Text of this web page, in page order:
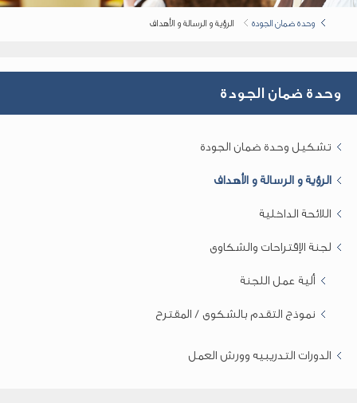
وحدة ضمان الجودة الرؤية و الرسالة و الأهداف
وحدة ضمان الجودة
تشكيل وحدة ضمان الجودة
الرؤية و الرسالة و الأهداف
اللائحة الداخلية
لجنة الإقتراحات والشكاوى
ألية عمل اللجنة
نموذج التقدم بالشكوى / المقترح
الدورات التدريبيه وورش العمل